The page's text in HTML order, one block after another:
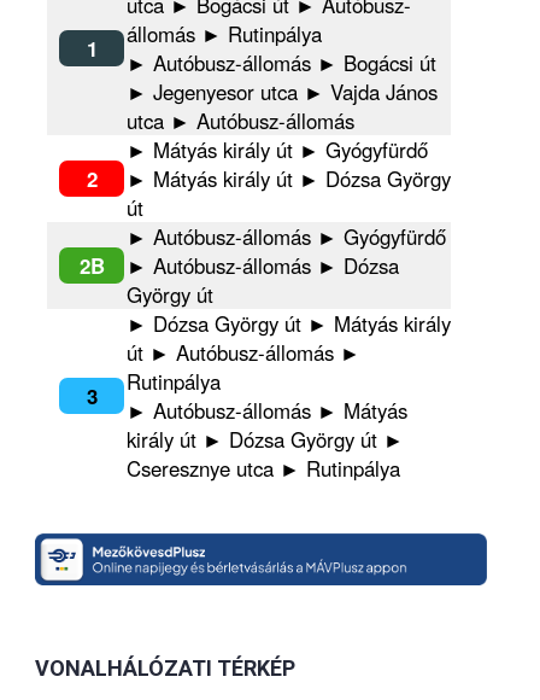
1
állomás ► Rutinpálya
► Autóbusz-állomás ► Bogácsi út
► Jegenyesor utca ► Vajda János
utca ► Autóbusz-állomás
2
► Mátyás király út ► Gyógyfürdő
► Mátyás király út ► Dózsa György
út
2B
► Autóbusz-állomás ► Gyógyfürdő
► Autóbusz-állomás ► Dózsa
György út
3
► Dózsa György út ► Mátyás király
út ► Autóbusz-állomás ►
Rutinpálya
► Autóbusz-állomás ► Mátyás
király út ► Dózsa György út ►
Cseresznye utca ► Rutinpálya
VONALHÁLÓZATI TÉRKÉP